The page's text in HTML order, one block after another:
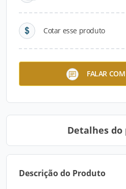
Cotar esse produto
FALAR
Detalhes
Descrição do Produto